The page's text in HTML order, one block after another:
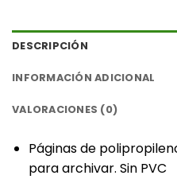
DESCRIPCIÓN
INFORMACIÓN ADICIONAL
VALORACIONES (0)
‎Páginas de
para archivar. Sin PVC‎